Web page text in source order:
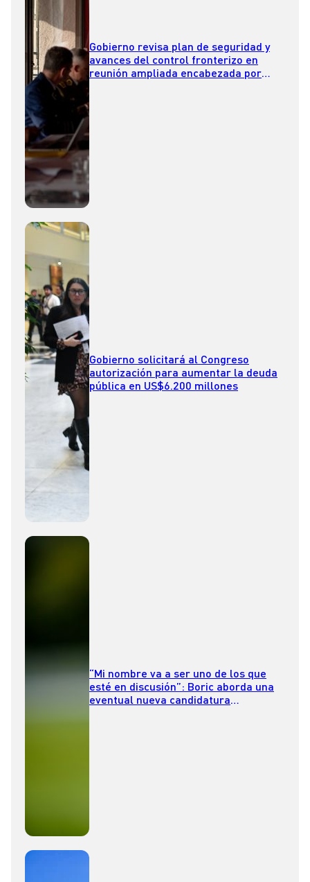
Gobierno revisa plan de seguridad y
avances del control fronterizo en
reunión ampliada encabezada por
Gobierno solicitará al Congreso
autorización para aumentar la deuda
pública en US$6.200 millones
“Mi nombre va a ser uno de los que
esté en discusión”: Boric aborda una
eventual nueva candidatura